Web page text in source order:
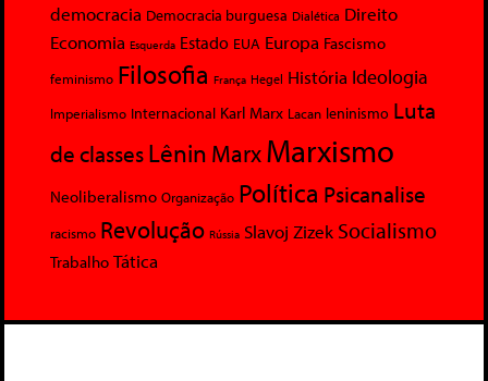
democracia Democracia burguesa Dialética Direito
Economia Esquerda Estado EUA Europa Fascismo
feminismo Filosofia França Hegel História Ideologia
Imperialismo Internacional Karl Marx Lacan leninismo Luta
de classesLênin MarxMarxismo
Neoliberalismo Organização Política Psicanalise
racismo Revolução Rússia Slavoj Zizek Socialismo
Trabalho Tática